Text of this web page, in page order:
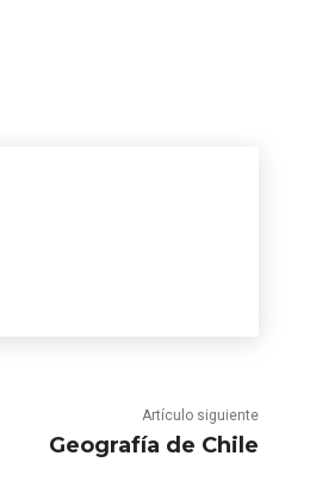
Artículo siguiente
Geografía de Chile